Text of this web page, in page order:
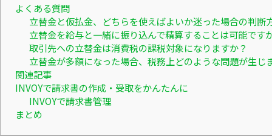
よくある質問
立替金と仮払金、どちらを使えばよいか迷った場合の判断
立替金を給与と一緒に振り込んで精算することは可能です
取引先への立替金は消費税の課税対象になりますか？
立替金が多額になった場合、税務上どのような問題が生じ
関連記事
INVOYで請求書の作成・受取をかんたんに
INVOYで請求書管理
まとめ